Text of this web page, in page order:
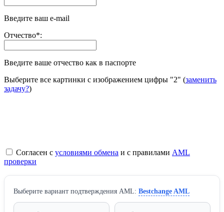
Введите ваш e-mail
Отчество*:
Введите ваше отчество как в паспорте
Выберите все картинки с изображением цифры "2" (заменить
задачу?)
Согласен с условиями обмена и с правилами AML
проверки
Выберите вариант подтверждения AML: Bestchange AML